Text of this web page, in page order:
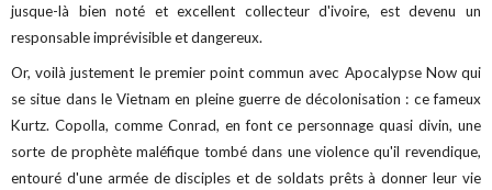
jusque-là bien noté et excellent collecteur d'ivoire, est devenu un
responsable imprévisible et dangereux.
Or, voilà justement le premier point commun avec Apocalypse Now qui
se situe dans le Vietnam en pleine guerre de décolonisation : ce fameux
Kurtz. Copolla, comme Conrad, en font ce personnage quasi divin, une
sorte de prophète maléfique tombé dans une violence qu'il revendique,
entouré d'une armée de disciples et de soldats prêts à donner leur vie